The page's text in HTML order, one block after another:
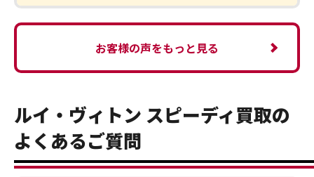
お客様の声をもっと見る
ルイ・ヴィトン スピーディ買取の
よくあるご質問